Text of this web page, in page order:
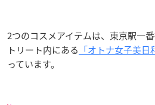
2つのコスメアイテムは、東京駅一
トリート内にある 「オトナ女子美日
っています。